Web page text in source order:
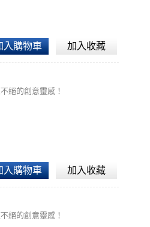
入購物車 加入收藏
絕的創意靈感！
入購物車 加入收藏
絕的創意靈感！